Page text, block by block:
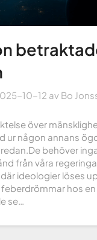
10-12 av Bo
över
ur någon annans
behöver
från våra
ideologier löses
hos
se…